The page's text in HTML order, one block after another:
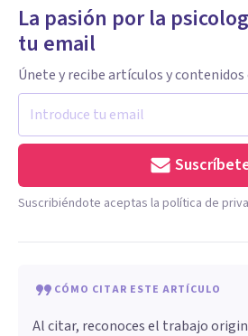
La pasión por la
tu email
Únete y recibe artículos y contenidos
Suscribiéndote aceptas la política de
CÓMO CITAR ESTE ARTÍCULO
Al citar, reconoces el trabajo